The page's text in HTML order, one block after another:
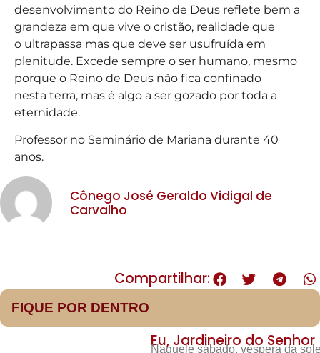
desenvolvimento do Reino de Deus reflete bem a
grandeza em que vive o cristão, realidade que
o ultrapassa mas que deve ser usufruída em
plenitude. Excede sempre o ser humano, mesmo
porque o Reino de Deus não fica confinado
nesta terra, mas é algo a ser gozado por toda a
eternidade.
Professor no Seminário de Mariana durante 40
anos.
Cônego José Geraldo Vidigal de
Carvalho
Compartilhar:
FIQUE POR DENTRO
Eu, Jardineiro do Senhor
Naquele sábado, véspera da